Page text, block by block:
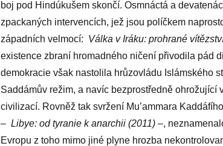
boj pod Hindúkušem skončí. Osmnáctá a
zpackaných intervencích, jež jsou políčkem
západních velmocí: Válka v Iráku: prohrané
existence zbraní hromadného ničení přivodila pád
demokracie však nastolila hrůzovládu Islámského
Saddámův režim, a navíc bezprostředně
civilizací. Rovněž tak svržení Mu’ammara
– Libye: od tyranie k anarchii (2011) –,
Evropu z toho mimo jiné plyne hrozba